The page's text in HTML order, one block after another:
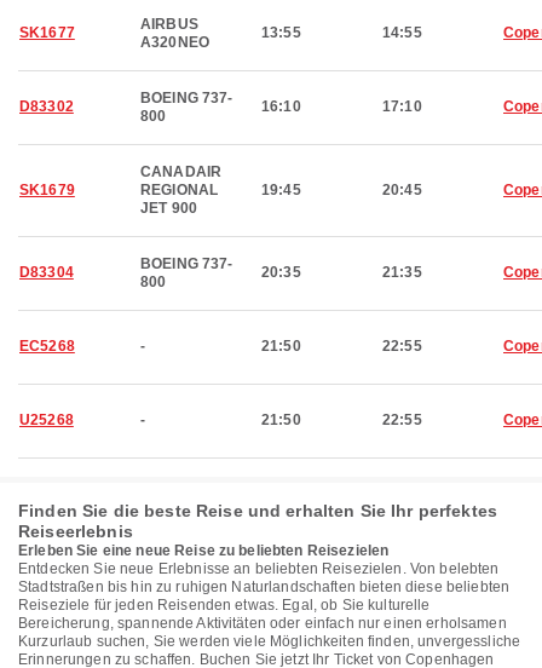
SK1677
AIRBUS
A320NEO
13:55 14:55
D83302
BOEING 737-
800
16:10 17:10
SK1679
CANADAIR
REGIONAL
JET 900
19:45 20:45
D83304
BOEING 737-
800
20:35 21:35
EC5268 - 21:50 22:55
U25268 - 21:50 22:55
Finden Sie die beste Reise und erhalten Sie Ihr perfektes
Reiseerlebnis
Erleben Sie eine neue Reise zu beliebten Reisezielen
Entdecken Sie neue Erlebnisse an beliebten Reisezielen. Von belebten
Stadtstraßen bis hin zu ruhigen Naturlandschaften bieten diese beliebten
Reiseziele für jeden Reisenden etwas. Egal, ob Sie kulturelle
Bereicherung, spannende Aktivitäten oder einfach nur einen erholsamen
Kurzurlaub suchen, Sie werden viele Möglichkeiten finden, unvergessliche
Erinnerungen zu schaffen. Buchen Sie jetzt Ihr Ticket von Copenhagen